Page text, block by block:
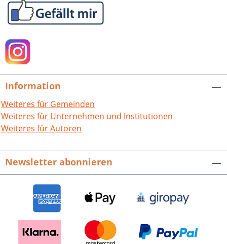
Menschen in all ihren Facetten
porträtieren und mit originellen
überrascht den Betrachter mit neuen
Perspektiven und Impressionen und
lässt Altvertrautes neu erfahren. Artur J.
Hofmann kommentiert in kurzweiligen
Bilder und gibt einen einleitenden
informativen Blick in die Geschichte der
Stadt. Kurz: Ein Buch, das zum Schauen,
Betrachten und Verweilen einlädt und
ein attraktives Geschenk zu vielerlei
Anlässen ist. In deutscher und
englischer Sprache. Hrsg. von der Stadt
Waghäusel. 96 S. mit über 330, meist
Information
Weiteres für Gemeinden
Weiteres für Unternehmen und Institutionen
Weiteres für Autoren
Newsletter abonnieren